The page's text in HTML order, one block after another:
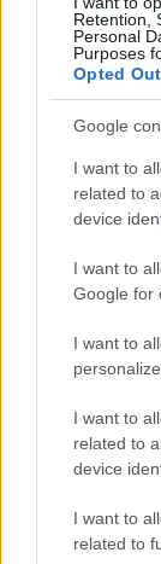
Retention,
Personal
Purposes
Opted Out
Google
I want to
related to
device
I want to
Google for
I want to
I want to
related to
device
I want to
related to
Római-
Mint arról
parton
forintba fog